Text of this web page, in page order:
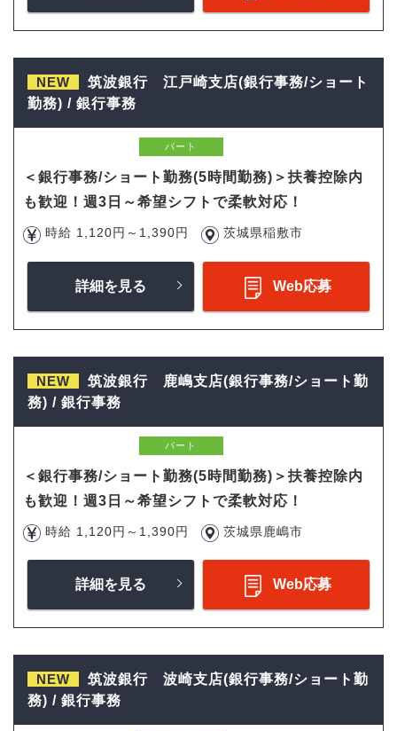
NEW
筑波銀行 江戸崎支店(銀行事務/ショート
勤務) / 銀行事務
パート
＜銀行事務/ショート勤務(5時間勤務)＞扶養控除内
も歓迎！週3日～希望シフトで柔軟対応！
時給 1,120円～1,390円 茨城県稲敷市
詳細を見る Web応募
NEW
筑波銀行 鹿嶋支店(銀行事務/ショート勤
務) / 銀行事務
パート
＜銀行事務/ショート勤務(5時間勤務)＞扶養控除内
も歓迎！週3日～希望シフトで柔軟対応！
時給 1,120円～1,390円 茨城県鹿嶋市
詳細を見る Web応募
NEW
筑波銀行 波崎支店(銀行事務/ショート勤
務) / 銀行事務